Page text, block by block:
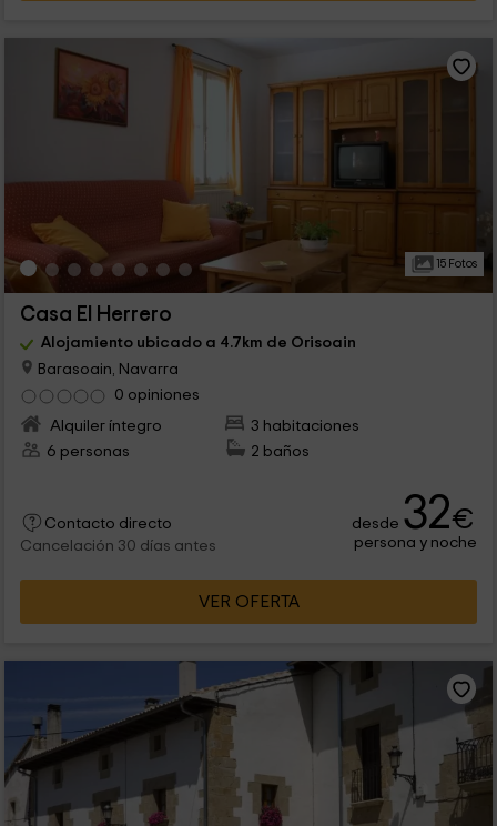
15 Fotos
Casa El Herrero
Alojamiento ubicado a 4.7km de Orisoain
Barasoain, Navarra
0 opiniones
Alquiler íntegro
3 habitaciones
6 personas
2 baños
Contacto directo
Cancelación 30 días antes
desde 32€
persona y noche
VER OFERTA